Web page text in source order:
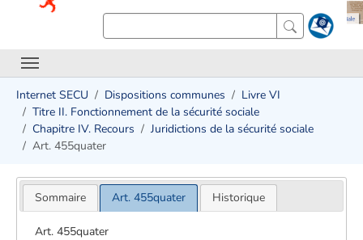
Internet SECU Dispositions communes
Livre VI
Titre II. Fonctionnement de la sécurité sociale
Chapitre IV. Recours
Juridictions de la sécurité sociale
Art. 455quater
Sommaire Art. 455quater Historique
Art. 455quater